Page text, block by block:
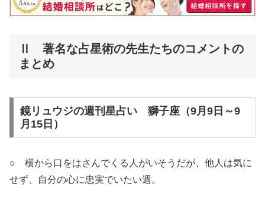
Ⅱ 著名な占星術の先生たちのコメントの
まとめ
鏡リュウジの週刊星占い 獅子座（9月9日～9
月15日）
○ 横から口をはさんでくる人がいそうだが、他人は気に
せず、自分の心に忠実でいたい週。